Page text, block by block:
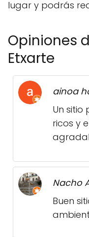
lugar y podrás
Opiniones
Etxarte
ainoa
Un sitio
ricos y
Nacho
Buen